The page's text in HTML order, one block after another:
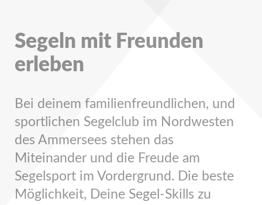
Segeln mit Freunden
erleben
Bei deinem familienfreundlichen, und
sportlichen Segelclub im Nordwesten
des Ammersees stehen das
Miteinander und die Freude am
Segelsport im Vordergrund. Die beste
Möglichkeit, Deine Segel-Skills zu